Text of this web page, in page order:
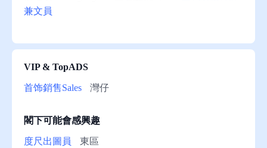
註
幫
助
兼文員
VIP & TopADS
首饰銷售Sales 灣仔
閣下可能會感興趣
度尺出圖員
東區